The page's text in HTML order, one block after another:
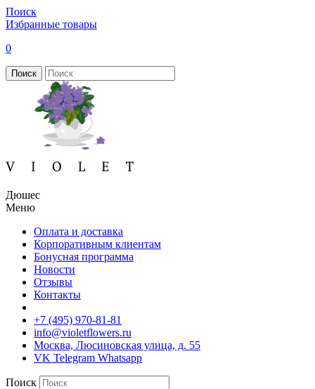
Поиск
Избранные товары
0
Поиск
Дюшес
Меню
Оплата и доставка
Корпоративным клиентам
Бонусная программа
Новости
Отзывы
Контакты
+7 (495) 970-81-81
info@violetflowers.ru
Москва, Люсиновская улица, д. 55
VK Telegram Whatsapp
Поиск